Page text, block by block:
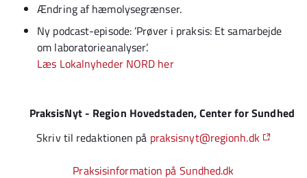
Ændring af hæmolysegrænser.
Ny podcast-episode: ’Prøver i praksis: Et samarbejde
om laboratorieanalyser’.
Læs Lokalnyheder NORD her
PraksisNyt - Region Hovedstaden, Center for Sundhed
Skriv til redaktionen på praksisnyt@regionh.dk
Praksisinformation på Sundhed.dk